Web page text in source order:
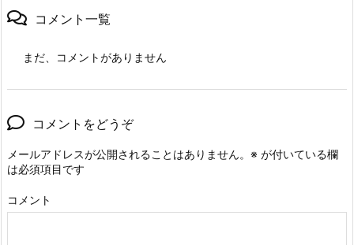
コメント一覧
まだ、コメントがありません
コメントをどうぞ
メールアドレスが公開されることはありません。 ※ が付いている欄
は必須項目です
コメント